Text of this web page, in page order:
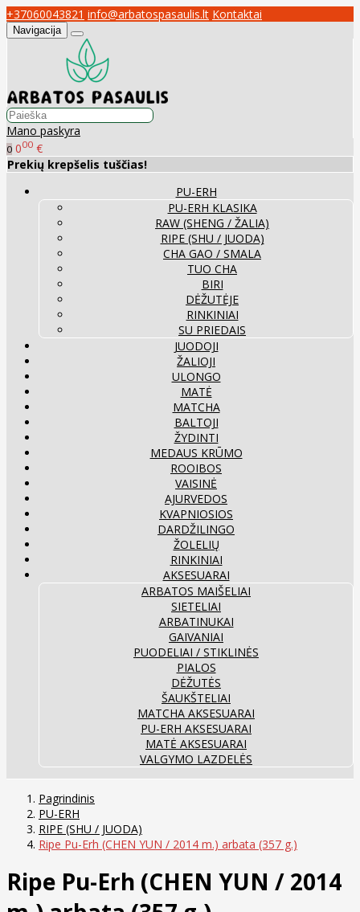
+37060043821 info@arbatospasaulis.lt Kontaktai
Navigacija
Mano paskyra
0 000 €
Prekių krepšelis tuščias!
PU-ERH
PU-ERH KLASIKA
RAW (SHENG / ŽALIA)
RIPE (SHU / JUODA)
CHA GAO / SMALA
TUO CHA
BIRI
DĖŽUTĖJE
RINKINIAI
SU PRIEDAIS
JUODOJI
ŽALIOJI
ULONGO
MATĖ
MATCHA
BALTOJI
ŽYDINTI
MEDAUS KRŪMO
ROOIBOS
VAISINĖ
AJURVEDOS
KVAPNIOSIOS
DARDŽILINGO
ŽOLELIŲ
RINKINIAI
AKSESUARAI
ARBATOS MAIŠELIAI
SIETELIAI
ARBATINUKAI
GAIVANIAI
PUODELIAI / STIKLINĖS
PIALOS
DĖŽUTĖS
ŠAUKŠTELIAI
MATCHA AKSESUARAI
PU-ERH AKSESUARAI
MATĖ AKSESUARAI
VALGYMO LAZDELĖS
Pagrindinis
PU-ERH
RIPE (SHU / JUODA)
Ripe Pu-Erh (CHEN YUN / 2014 m.) arbata (357 g.)
Ripe Pu-Erh (CHEN YUN / 2014